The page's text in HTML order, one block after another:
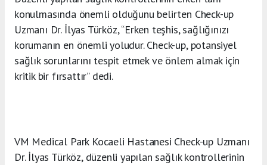
konulmasında önemli olduğunu belirten Check-up
Uzmanı Dr. İlyas Türköz, “Erken teşhis, sağlığınızı
korumanın en önemli yoludur. Check-up, potansiyel
sağlık sorunlarını tespit etmek ve önlem almak için
kritik bir fırsattır” dedi.
VM Medical Park Kocaeli Hastanesi Check-up Uzmanı
Dr. İlyas Türköz, düzenli yapılan sağlık kontrollerinin